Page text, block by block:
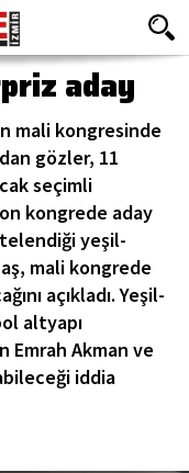
aday
mali kongresinde
gözler, 11
seçimli
kongrede aday
yeşil-
mali kongrede
açıkladı. Yeşil-
altyapı
Akman ve
iddia